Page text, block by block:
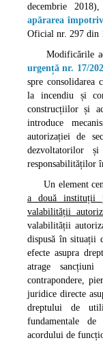
decembrie
apărarea
Oficial nr. 297 din
Modificările
urgență nr. 17/
spre consolidarea
la incendiu și
construcțiilor și
introduce
autorizației de
dezvoltatorilor
responsabilităților
Un element
a două instituții
valabilității
valabilității
dispusă în situații
efecte asupra
atrage
contrapondere,
juridice directe
dreptului de
fundamentale
acordului de